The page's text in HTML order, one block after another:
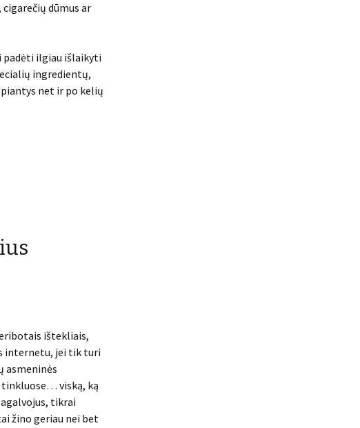
dūmus ar
padėti ilgiau išlaikyti
ingredientų,
net ir po kelių
ištekliais,
internetu, jei tik turi
asmeninės
viską, ką
tikrai
žino geriau nei bet